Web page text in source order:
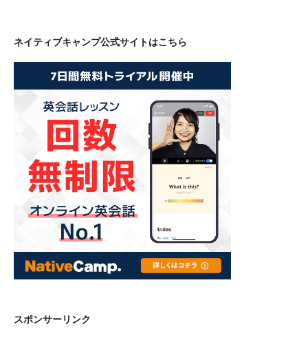
ネイティブキャンプ公式サイトはこちら
スポンサーリンク